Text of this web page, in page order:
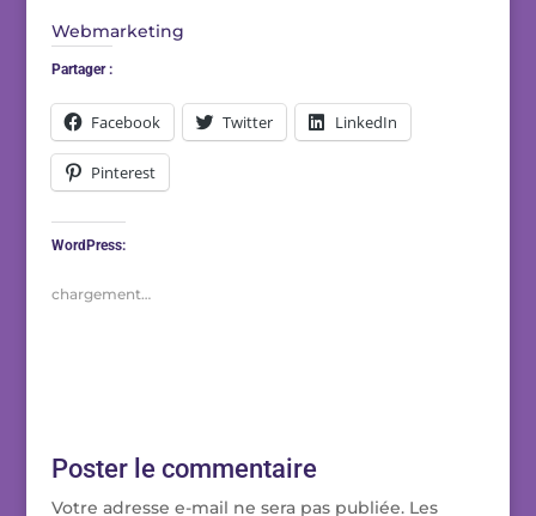
Webmarketing
Partager :
Facebook Twitter LinkedIn
Pinterest
WordPress:
chargement…
Poster le commentaire
Votre adresse e-mail ne sera pas publiée. Les